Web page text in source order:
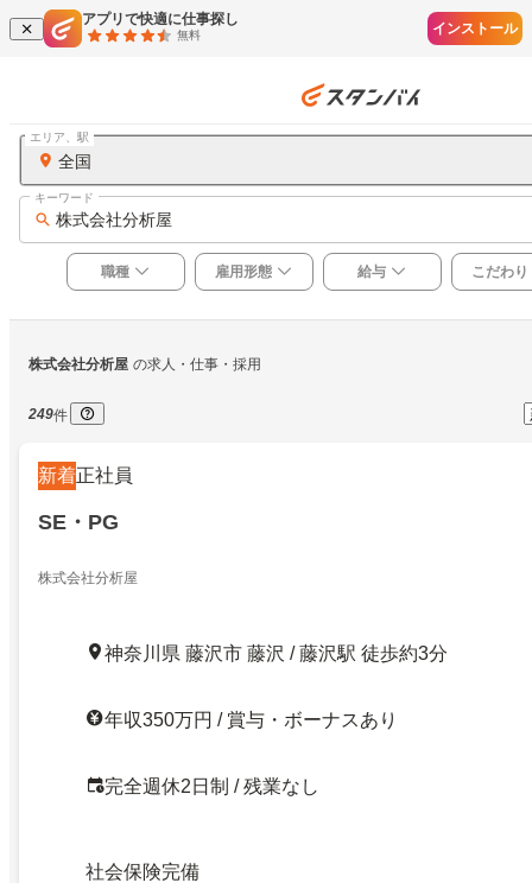
アプリで快適に仕事探し
無料 インストール
全国
エリア、駅
株式会社分析屋
キーワード
職種 雇用形態 給与 こだわり
株式会社分析屋 の求人・仕事・採用
249件
新着正社員
SE・PG
株式会社分析屋
神奈川県 藤沢市 藤沢 / 藤沢駅 徒歩約3分
年収350万円 / 賞与・ボーナスあり
完全週休2日制 / 残業なし
社会保険完備